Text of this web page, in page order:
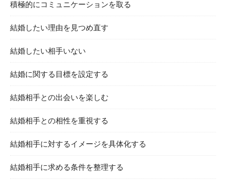
積極的にコミュニケーションを取る
結婚したい理由を見つめ直す
結婚したい相手いない
結婚に関する目標を設定する
結婚相手との出会いを楽しむ
結婚相手との相性を重視する
結婚相手に対するイメージを具体化する
結婚相手に求める条件を整理する